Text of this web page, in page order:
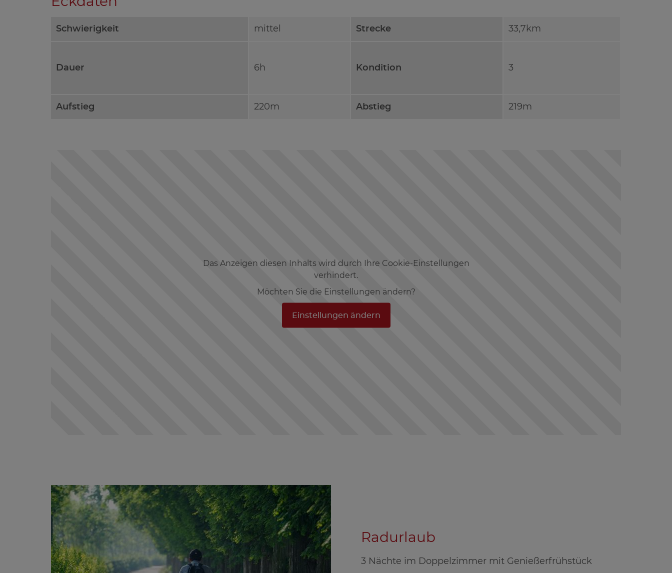
Schwierigkeit mittel Strecke 33,7km
Dauer 6h Kondition 3
Aufstieg 220m Abstieg 219m
Das Anzeigen diesen Inhalts wird durch Ihre Cookie-Einstellungen
verhindert.
Möchten Sie die Einstellungen ändern?
Einstellungen ändern
Radurlaub
3 Nächte im Doppelzimmer mit Genießerfrühstück